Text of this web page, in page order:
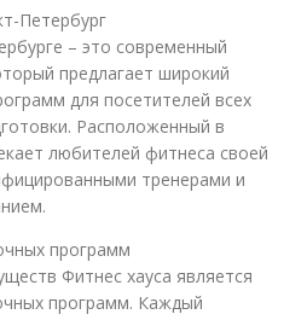
Петербург
– это современный
предлагает широкий
для посетителей всех
Расположенный в
любителей фитнеса своей
тренерами и
программ
Фитнес хауса является
программ. Каждый